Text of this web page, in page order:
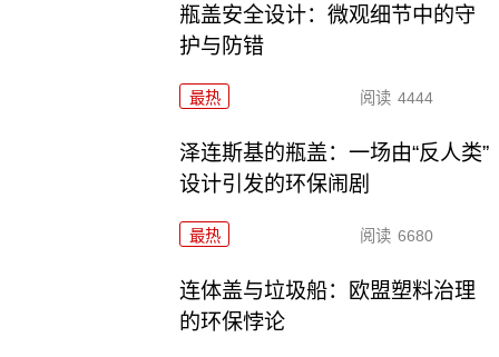
瓶盖安全设计：微观细节中的守
护与防错
最热 阅读 4444
泽连斯基的瓶盖：一场由“反人类”
设计引发的环保闹剧
最热 阅读 6680
连体盖与垃圾船：欧盟塑料治理
的环保悖论